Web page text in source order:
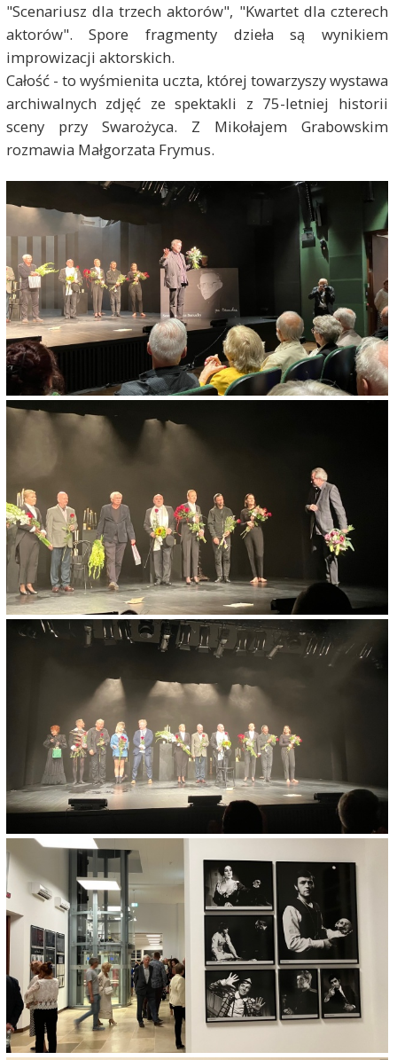
"Scenariusz dla trzech aktorów", "Kwartet dla czterech
aktorów". Spore fragmenty dzieła są wynikiem
improwizacji aktorskich.
Całość - to wyśmienita uczta, której towarzyszy wystawa
archiwalnych zdjęć ze spektakli z 75-letniej historii
sceny przy Swarożyca. Z Mikołajem Grabowskim
rozmawia Małgorzata Frymus.